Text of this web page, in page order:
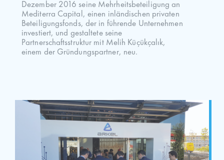
Dezember 2016 seine Mehrheitsbeteiligung an
Mediterra Capital, einen inländischen privaten
Beteiligungsfonds, der in führende Unternehmen
investiert, und gestaltete seine
Partnerschaftsstruktur mit Melih Küçükçalık,
einem der Gründungspartner, neu.